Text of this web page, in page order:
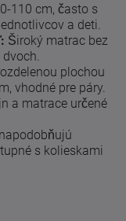
110 cm, často s
a deti.
Široký matrac bez
plochou
vhodné pre páry.
a matrace určené
s kolieskami